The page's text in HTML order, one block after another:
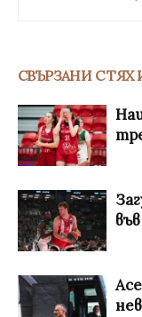
СВЪРЗАНИ С ТЯХ